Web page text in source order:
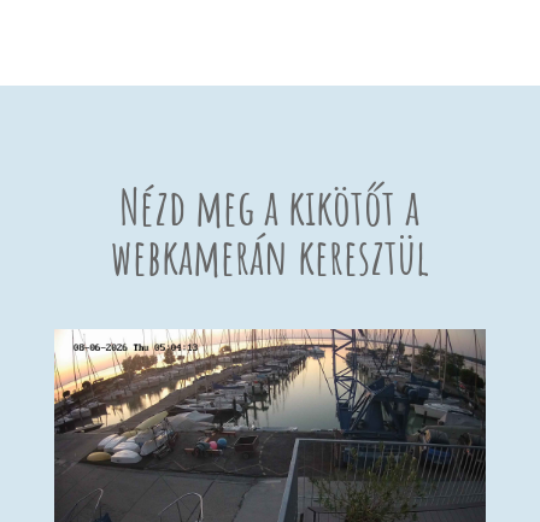
Nézd meg a kikötőt a
webkamerán keresztül